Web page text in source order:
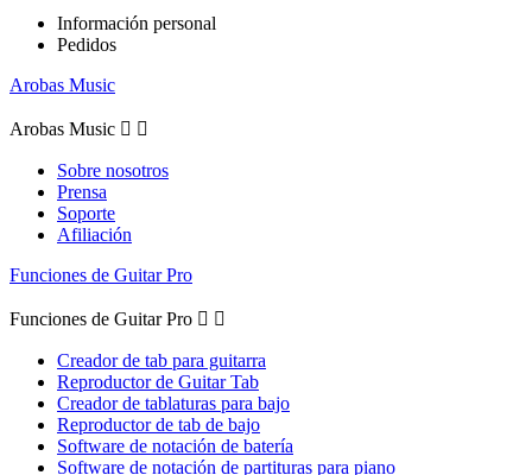
Información personal
Pedidos
Arobas Music
Arobas Music  
Sobre nosotros
Prensa
Soporte
Afiliación
Funciones de Guitar Pro
Funciones de Guitar Pro  
Creador de tab para guitarra
Reproductor de Guitar Tab
Creador de tablaturas para bajo
Reproductor de tab de bajo
Software de notación de batería
Software de notación de partituras para piano